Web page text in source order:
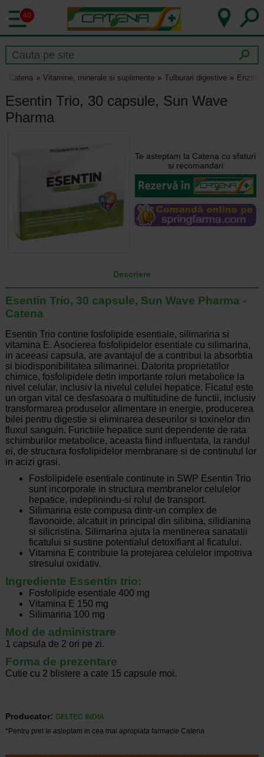
40
Catena Vitamine, minerale si suplimente Tulburari digestive
Esentin Trio, 30 capsule, Sun Wave
Pharma
Te asteptam la Catena cu sfaturi
si recomandari
Descriere
Esentin Trio, 30 capsule, Sun Wave Pharma -
Catena
Esentin Trio contine fosfolipide esentiale, silimarina si
vitamina E. Asocierea fosfolipidelor esentiale cu silimarina,
in aceeasi capsula, are avantajul de a contribui la absorbtia
si biodisponibilitatea silimarinei. Datorita proprietatilor
chimice, fosfolipidele detin importante roluri metabolice la
nivel celular, inclusiv la nivelul celulei hepatice. Ficatul este
un organ vital ce desfasoara o multitudine de functii, inclusiv
transformarea produselor alimentare in energie, producerea
bilei pentru digestie si eliminarea deseurilor si toxinelor din
fluxul sanguin. Functiile hepatice sunt dependente de rata
schimburilor metabolice, aceasta fiind influentata, la randul
ei, de structura fosfolipidelor membranare si de continutul lor
in acizi grasi.
Fosfolipidele esentiale continute in SWP Esentin Trio
sunt incorporate in structura membranelor celulelor
hepatice, indeplinindu-si rolul de transport.
Silimarina este compusa dintr-un complex de
flavonoide, alcatuit in principal din silibina, silidianina
si silicristina. Silimarina ajuta la mentinerea sanatatii
ficatului si sustine potentialul detoxifiant al ficatului.
Vitamina E contribuie la protejarea celulelor impotriva
stresului oxidativ.
Ingrediente Essentin trio:
Fosfolipide esentiale 400 mg
Vitamina E 150 mg
Silimarina 100 mg
Mod de administrare
1 capsula de 2 ori pe zi.
Forma de prezentare
Cutie cu 2 blistere a cate 15 capsule moi.
Producator: GELTEC INDIA
*Pentru pret te asteptam in cea mai apropiata farmacie Catena